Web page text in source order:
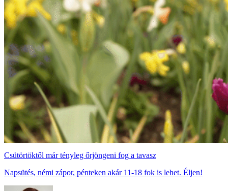
Csütörtöktől már tényleg őrjöngeni fog a tavasz
Napsütés, némi zápor, pénteken akár 11-18 fok is lehet. Éljen!